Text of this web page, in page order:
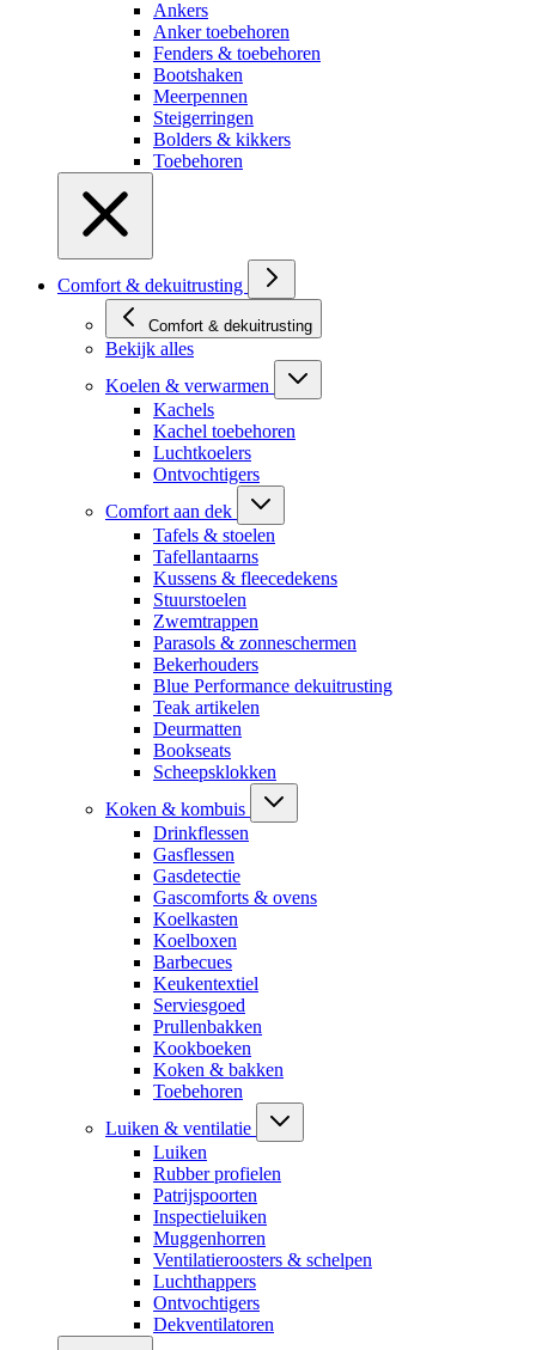
Ankers
Anker toebehoren
Fenders & toebehoren
Bootshaken
Meerpennen
Steigerringen
Bolders & kikkers
Toebehoren
Comfort & dekuitrusting
Comfort & dekuitrusting
Bekijk alles
Koelen & verwarmen
Kachels
Kachel toebehoren
Luchtkoelers
Ontvochtigers
Comfort aan dek
Tafels & stoelen
Tafellantaarns
Kussens & fleecedekens
Stuurstoelen
Zwemtrappen
Parasols & zonneschermen
Bekerhouders
Blue Performance dekuitrusting
Teak artikelen
Deurmatten
Bookseats
Scheepsklokken
Koken & kombuis
Drinkflessen
Gasflessen
Gasdetectie
Gascomforts & ovens
Koelkasten
Koelboxen
Barbecues
Keukentextiel
Serviesgoed
Prullenbakken
Kookboeken
Koken & bakken
Toebehoren
Luiken & ventilatie
Luiken
Rubber profielen
Patrijspoorten
Inspectieluiken
Muggenhorren
Ventilatieroosters & schelpen
Luchthappers
Ontvochtigers
Dekventilatoren